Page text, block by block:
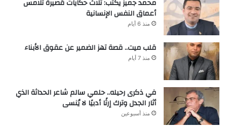
محمد جميز يكتب: ثلاث حكايات قصيرة تلامس
أعماق النفس الإنسانية
منذ 6 أيام
قلب ميت.. قصة تهز الضمير عن عقوق الأبناء
منذ 7 أيام
في ذكرى رحيله.. حلمي سالم شاعر الحداثة الذي
أثار الجدل وترك إرثًا أدبيًا لا يُنسى
منذ أسبوعين